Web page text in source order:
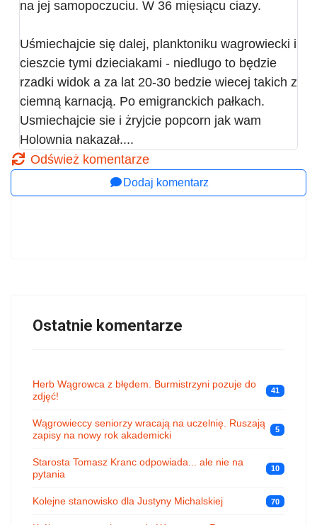
na jej samopoczuciu. W 36 mięsiącu ciazy.
Uśmiechajcie się dalej, planktoniku wagrowiecki i
cieszcie tymi dzieciakami - niedlugo to będzie
rzadki widok a za lat 20-30 bedzie wiecej takich z
ciemną karnacją. Po emigranckich pałkach.
Usmiechajcie sie i żryjcie popcorn jak wam
Holownia nakazał....
Odśwież komentarze
Dodaj komentarz
Ostatnie komentarze
Herb Wągrowca z błędem. Burmistrzyni pozuje do
zdjęć!
41
Wągrowieccy seniorzy wracają na uczelnię. Ruszają
zapisy na nowy rok akademicki
5
Starosta Tomasz Kranc odpowiada... ale nie na
pytania
10
Kolejne stanowisko dla Justyny Michalskiej 70